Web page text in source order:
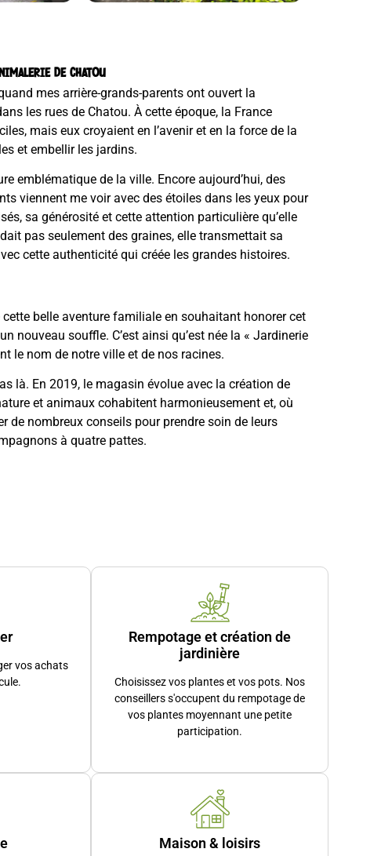
DE CHATOU
mes arrière-grands-parents ont ouvert la
les rues de Chatou. À cette époque, la France
mais eux croyaient en l’avenir et en la force de la
et embellir les jardins.
emblématique de la ville. Encore aujourd’hui, des
viennent me voir avec des étoiles dans les yeux pour
sa générosité et cette attention particulière qu’elle
pas seulement des graines, elle transmettait sa
cette authenticité qui créée les grandes histoires.
cette belle aventure familiale en souhaitant honorer cet
nouveau souffle. C’est ainsi qu’est née la « Jardinerie
le nom de notre ville et de nos racines.
là. En 2019, le magasin évolue avec la création de
et animaux cohabitent harmonieusement et, où
de nombreux conseils pour prendre soin de leurs
à quatre pattes.
espaces intérieurs ou pour le plaisir d’offrir.
vous accompagner dans vos choix, vos projets de
dans la cour de la jardinerie, accessibilité pour les
la coopérative ACCÈS SAP, certains de vos travaux de
France avec un succès qui nous rend fiers : finalistes
vos achats
Rempotage et création de
jardinière
Choisissez vos plantes et vos pots. Nos
conseillers s'occupent du rempotage de
vos plantes moyennant une petite
participation.
Maison & loisirs